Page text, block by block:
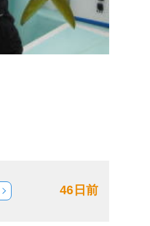
46日前